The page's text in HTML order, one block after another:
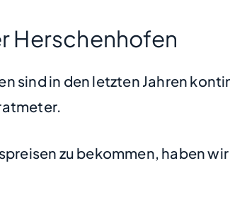
Herschenhofen
sind in den letzten Jahren
zu bekommen, haben